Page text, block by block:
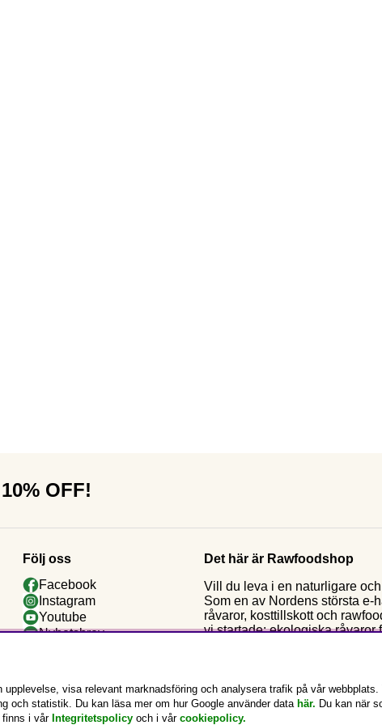
OFF!
Följ oss
Facebook
Instagram
Youtube
Nyhetsbrev
Det här är Rawfoodshop
Vill du leva i en naturligare
Som en av Nordens största e-
råvaror, kosttillskott och
vi startade: ekologiska råvaror
visa relevant marknadsföring och analysera trafik på vår
och statistik. Du kan läsa mer om hur Google använder data här. Du kan när
finns i vår Integritetspolicy och i vår cookiepolicy.